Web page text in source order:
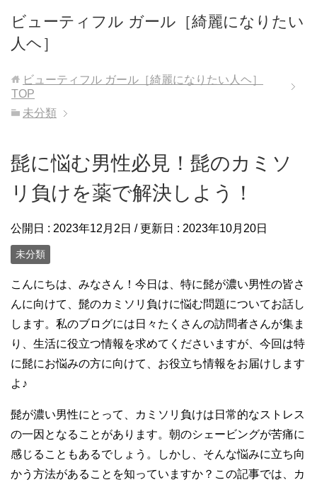
ビューティフル ガール［綺麗になりたい
人ヘ］
ビューティフル ガール［綺麗になりたい人ヘ］
TOP
未分類
髭に悩む男性必見！髭のカミソ
リ負けを薬で解決しよう！
公開日 : 2023年12月2日 / 更新日 : 2023年10月20日
未分類
こんにちは、みなさん！今日は、特に髭が濃い男性の皆さ
んに向けて、髭のカミソリ負けに悩む問題についてお話し
します。私のブログには日々たくさんの訪問者さんが集ま
り、生活に役立つ情報を求めてくださいますが、今回は特
に髭にお悩みの方に向けて、お役立ち情報をお届けします
よ♪
髭が濃い男性にとって、カミソリ負けは日常的なストレス
の一因となることがあります。朝のシェービングが苦痛に
感じることもあるでしょう。しかし、そんな悩みに立ち向
かう方法があることを知っていますか？この記事では、カ